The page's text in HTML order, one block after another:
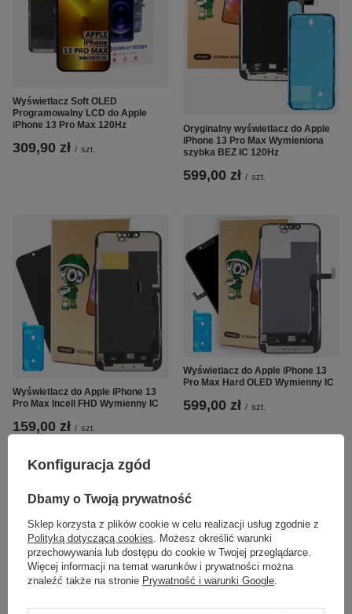
Wyświetlacz Soft OLED
Programowalny LCD do Apple
iPhone 13 Pro Max 120Hz
309,90 zł / szt.
Oryginalny wyświetlacz do Apple
iPhone 13 Pro Max Wymieniona
szybka BEZ IC 120Hz
599,00 zł / szt.
Wyświetlacz do Apple iPhone 13
Pro Max Incell FHD Wymienny IC
159,00 zł / szt.
Wyświetlacz do Apple iPhone 13
Pro Max Hard OLED Wymienny IC
599,00 zł / szt.
CHWILOWO NIEDOSTĘPNY
Konfiguracja zgód
Dbamy o Twoją prywatność
Sklep korzysta z plików cookie w celu realizacji usług zgodnie z
Polityką dotyczącą cookies . Możesz określić warunki
przechowywania lub dostępu do cookie w Twojej przeglądarce.
Więcej informacji na temat warunków i prywatności można
znaleźć także na stronie Prywatność i warunki Google